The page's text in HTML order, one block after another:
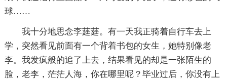
球……
我十分地思念李莛莛。有一天我正骑着自行车去上
学，突然看见前面有一个背着书包的女生，她特别像老
李。我发疯般的追了上去，结果看见的却是一张陌生的
脸，老李，茫茫人海，你在哪里呢？毕业过后，你没有上